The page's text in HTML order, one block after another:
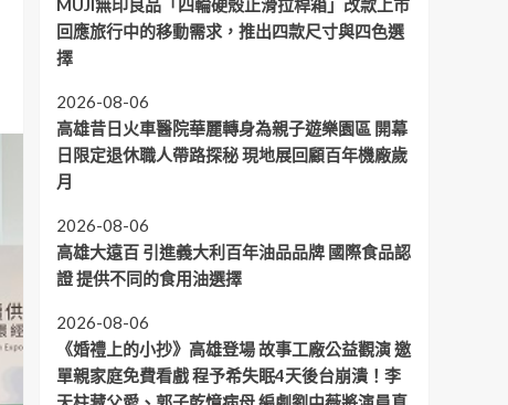
MUJI無印良品「四輪硬殼止滑拉桿箱」改款上市
回應旅行中的移動需求，推出四款尺寸與四色選
擇
2026-08-06
高雄昔日火車醫院華麗轉身為親子遊樂園區 開幕
日限定退休職人帶路探秘 現地展回顧百年機廠歲
月
2026-08-06
高雄大遠百 引進義大利百年油品品牌 國際食品認
證 提供不同的食用油選擇
2026-08-06
《婚禮上的小抄》高雄登場 故事工廠公益觀演 邀
單親家庭免費看戲 程予希失眠4天後台崩潰！李